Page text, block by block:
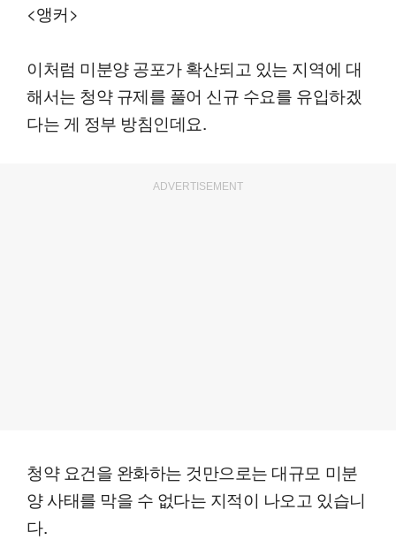
<앵커>
이처럼 미분양 공포가 확산되고 있는 지역에 대
해서는 청약 규제를 풀어 신규 수요를 유입하겠
다는 게 정부 방침인데요.
ADVERTISEMENT
청약 요건을 완화하는 것만으로는 대규모 미분
양 사태를 막을 수 없다는 지적이 나오고 있습니
다.